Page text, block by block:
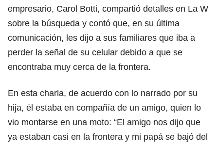
empresario, Carol Botti, compartió detalles en La W
sobre la búsqueda y contó que, en su última
comunicación, les dijo a sus familiares que iba a
perder la señal de su celular debido a que se
encontraba muy cerca de la frontera.
En esta charla, de acuerdo con lo narrado por su
hija, él estaba en compañía de un amigo, quien lo
vio montarse en una moto: “El amigo nos dijo que
ya estaban casi en la frontera y mi papá se bajó del